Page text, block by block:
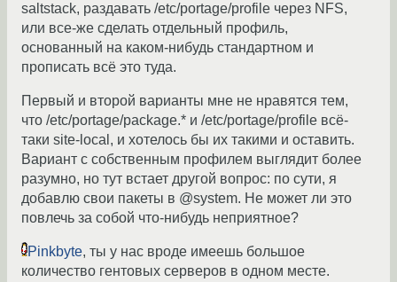
saltstack, раздавать /etc/portage/profile через NFS,
или все-же сделать отдельный профиль,
основанный на каком-нибудь стандартном и
прописать всё это туда.
Первый и второй варианты мне не нравятся тем,
что /etc/portage/package.* и /etc/portage/profile всё-
таки site-local, и хотелось бы их такими и оставить.
Вариант с собственным профилем выглядит более
разумно, но тут встает другой вопрос: по сути, я
добавлю свои пакеты в @system. Не может ли это
повлечь за собой что-нибудь неприятное?
Pinkbyte, ты у нас вроде имеешь большое
количество гентовых серверов в одном месте.